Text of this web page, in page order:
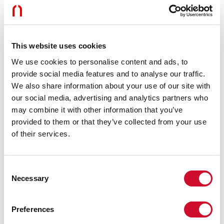
This website uses cookies
We use cookies to personalise content and ads, to
provide social media features and to analyse our traffic.
We also share information about your use of our site with
our social media, advertising and analytics partners who
may combine it with other information that you’ve
provided to them or that they’ve collected from your use
of their services.
Selection
Necessary
Preferences
Dimmen:
Lengte:
724mm
Gewicht:
0.47kg
Technische gegevens
Armatuurlichtstroom:
1860lm
IP:
20
Isolatieklasse:
III
Aantal voedingen per armatuur:
Lichtbron:
LED